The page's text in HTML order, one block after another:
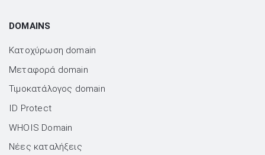
DOMAINS
Κατοχύρωση domain
Μεταφορά domain
Τιμοκατάλογος domain
ID Protect
WHOIS Domain
Νέες καταλήξεις